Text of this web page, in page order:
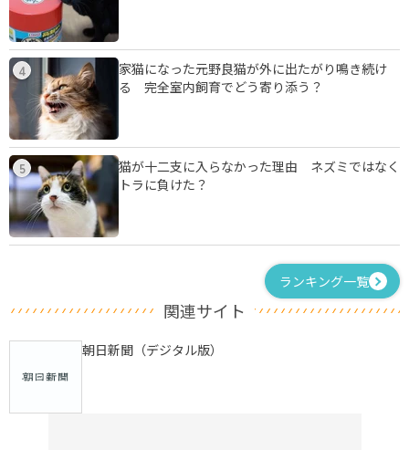
4
家猫になった元野良猫が外に出たがり鳴き続け
る 完全室内飼育でどう寄り添う？
5
猫が十二支に入らなかった理由 ネズミではなく
トラに負けた？
ランキング一覧
関連サイト
朝日新聞（デジタル版）